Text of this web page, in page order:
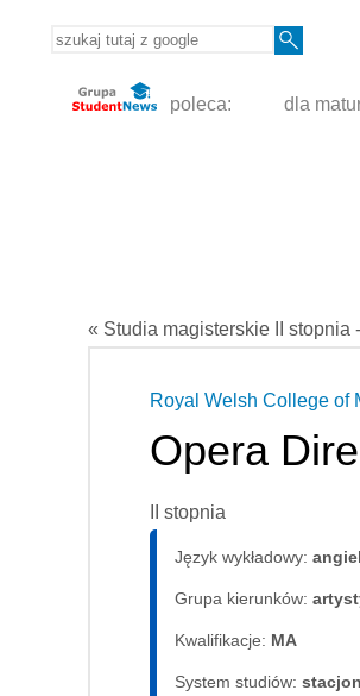
poleca: dla
« Studia magisterskie II stopnia
Royal Welsh College of
Opera
II stopnia
Język wykładowy:
Grupa kierunków:
Kwalifikacje: MA
System studiów: